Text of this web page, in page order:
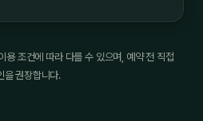
용 조건에 따라 다를 수 있으며, 예약 전 직접
을 권장합니다.